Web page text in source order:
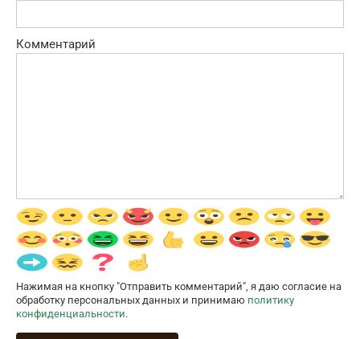
Комментарий
Нажимая на кнопку "Отправить комментарий", я даю согласие на
обработку персональных данных и принимаю политику
конфиденциальности.